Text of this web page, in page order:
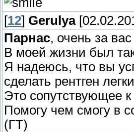
[12] Gerulya
Парнас, очень за
В моей жизни был
Я надеюсь, что вы
сделать рентген
Это сопутствующее
Помогу чем смогу в
(ГТ)